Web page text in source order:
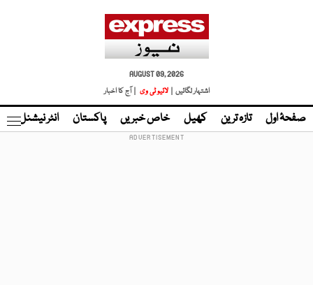
AUGUST 09, 2026
اشتہار لگائیں |
لائیو ٹی وی | آج کا اخبار
صفحۂ اول تازہ ترین کھیل خاص خبریں پاکستان انٹر نیشنل